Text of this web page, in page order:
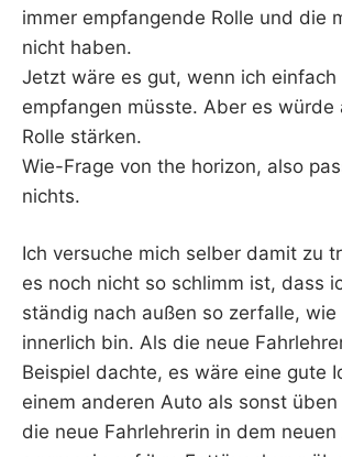
immer empfangende Rolle und die
nicht haben.
Jetzt wäre es gut, wenn ich einfach
empfangen müsste. Aber es würde
Rolle stärken.
Wie-Frage von the horizon, also
nichts.
Ich versuche mich selber damit zu
es noch nicht so schlimm ist, dass
ständig nach außen so zerfalle, wie
innerlich bin. Als die neue
Beispiel dachte, es wäre eine gute
einem anderen Auto als sonst
die neue Fahrlehrerin in dem